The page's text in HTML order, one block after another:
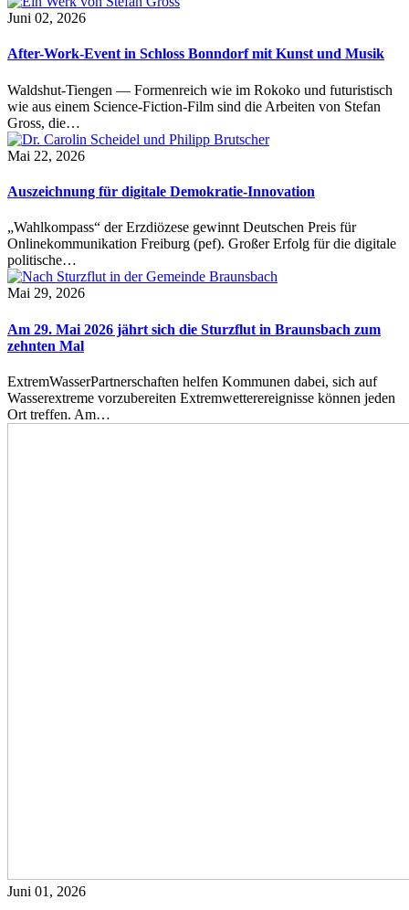
Juni 02, 2026
After-Work-Event in Schloss Bonndorf mit Kunst und Musik
Waldshut-Tiengen — Formenreich wie im Rokoko und futuristisch
wie aus einem Science-Fiction-Film sind die Arbeiten von Stefan
Gross, die…
Mai 22, 2026
Auszeichnung für digitale Demokratie-Innovation
„Wahlkompass“ der Erzdiözese gewinnt Deutschen Preis für
Onlinekommunikation Freiburg (pef). Großer Erfolg für die digitale
politische…
Mai 29, 2026
Am 29. Mai 2026 jährt sich die Sturzflut in Braunsbach zum
zehnten Mal
ExtremWasserPartnerschaften helfen Kommunen dabei, sich auf
Wasserextreme vorzubereiten Extremwetterereignisse können jeden
Ort treffen. Am…
Juni 01, 2026